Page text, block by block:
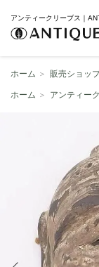
アンティークリーブス｜
ホーム ＞ 販売ショッ
ホーム ＞ アンティー